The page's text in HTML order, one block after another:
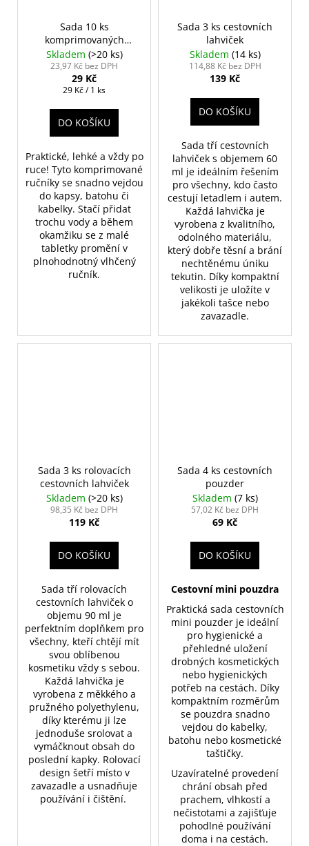
Sada 10 ks
komprimovaných
ručníků na cestování
Skladem (>20 ks)
23,97 Kč bez DPH
29 Kč
Měrná
29 Kč / 1 ks
DO KOŠÍKU
Praktické, lehké a vždy po
ruce! Tyto komprimované
ručníky se snadno vejdou
do kapsy, batohu či
kabelky. Stačí přidat
trochu vody a během
okamžiku se z malé
tabletky promění v
plnohodnotný vlhčený
ručník.
Sada 3 ks cestovních
lahviček
Skladem (14 ks)
114,88 Kč bez DPH
139 Kč
DO KOŠÍKU
Sada tří cestovních
lahviček s objemem 60
ml je ideálním řešením
pro všechny, kdo často
cestují letadlem i autem.
Každá lahvička je
vyrobena z kvalitního,
odolného materiálu,
který dobře těsní a brání
nechtěnému úniku
tekutin. Díky kompaktní
velikosti je uložíte v
jakékoli tašce nebo
zavazadle.
Sada 3 ks rolovacích
cestovních lahviček
Skladem (>20 ks)
98,35 Kč bez DPH
119 Kč
DO KOŠÍKU
Sada tří rolovacích
cestovních lahviček o
objemu 90 ml je
perfektním doplňkem pro
všechny, kteří chtějí mít
svou oblíbenou
kosmetiku vždy s sebou.
Každá lahvička je
vyrobena z měkkého a
pružného polyethylenu,
díky kterému ji lze
jednoduše srolovat a
vymáčknout obsah do
poslední kapky. Rolovací
design šetří místo v
zavazadle a usnadňuje
používání i čištění.
Sada 4 ks cestovních
pouzder
Skladem (7 ks)
57,02 Kč bez DPH
69 Kč
DO KOŠÍKU
Cestovní mini pouzdra
Praktická sada cestovních
mini pouzder je ideální
pro hygienické a
přehledné uložení
drobných kosmetických
nebo hygienických
potřeb na cestách. Díky
kompaktním rozměrům
se pouzdra snadno
vejdou do kabelky,
batohu nebo kosmetické
taštičky.
Uzavíratelné provedení
chrání obsah před
prachem, vlhkostí a
nečistotami a zajišťuje
pohodlné používání
doma i na cestách.